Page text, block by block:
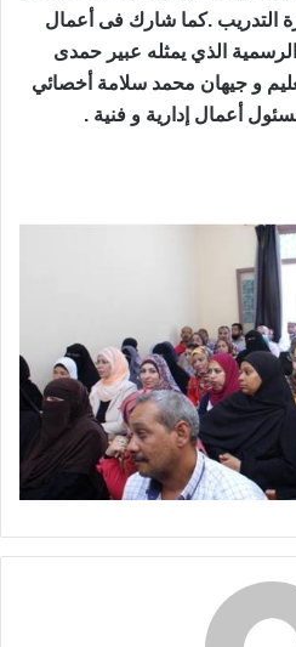
التدريب .كما شارك فى أعمال
الذي يمثله عبير حمدى
و جيهان محمد سلامة أخصائي
أعمال إدارية و فنية .